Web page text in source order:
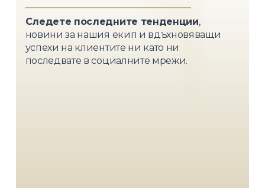
Следете последните тенденции,
новини за нашия екип и вдъхновяващи
успехи на клиентите ни като ни
последвате в социалните мрежи.